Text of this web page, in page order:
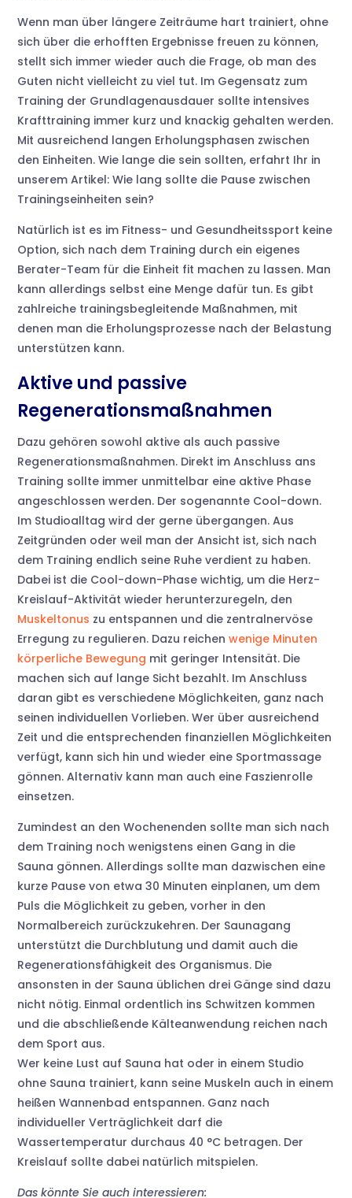
Wenn man über längere Zeiträume hart trainiert, ohne
sich über die erhofften Ergebnisse freuen zu können,
stellt sich immer wieder auch die Frage, ob man des
Guten nicht vielleicht zu viel tut. Im Gegensatz zum
Training der Grundlagenausdauer sollte intensives
Krafttraining immer kurz und knackig gehalten werden.
Mit ausreichend langen Erholungsphasen zwischen
den Einheiten. Wie lange die sein sollten, erfahrt Ihr in
unserem Artikel: Wie lang sollte die Pause zwischen
Trainingseinheiten sein?
Natürlich ist es im Fitness- und Gesundheitssport keine
Option, sich nach dem Training durch ein eigenes
Berater-Team für die Einheit fit machen zu lassen. Man
kann allerdings selbst eine Menge dafür tun. Es gibt
zahlreiche trainingsbegleitende Maßnahmen, mit
denen man die Erholungsprozesse nach der Belastung
unterstützen kann.
Aktive und passive
Regenerationsmaßnahmen
Dazu gehören sowohl aktive als auch passive
Regenerationsmaßnahmen. Direkt im Anschluss ans
Training sollte immer unmittelbar eine aktive Phase
angeschlossen werden. Der sogenannte Cool-down.
Im Studioalltag wird der gerne übergangen. Aus
Zeitgründen oder weil man der Ansicht ist, sich nach
dem Training endlich seine Ruhe verdient zu haben.
Dabei ist die Cool-down-Phase wichtig, um die Herz-
Kreislauf-Aktivität wieder herunterzuregeln, den
Muskeltonus zu entspannen und die zentralnervöse
Erregung zu regulieren. Dazu reichenwenige Minuten
körperliche Bewegung mit geringer Intensität. Die
machen sich auf lange Sicht bezahlt. Im Anschluss
daran gibt es verschiedene Möglichkeiten, ganz nach
seinen individuellen Vorlieben. Wer über ausreichend
Zeit und die entsprechenden finanziellen Möglichkeiten
verfügt, kann sich hin und wieder eine Sportmassage
gönnen. Alternativ kann man auch eine Faszienrolle
einsetzen.
Zumindest an den Wochenenden sollte man sich nach
dem Training noch wenigstens einen Gang in die
Sauna gönnen. Allerdings sollte man dazwischen eine
kurze Pause von etwa 30 Minuten einplanen, um dem
Puls die Möglichkeit zu geben, vorher in den
Normalbereich zurückzukehren. Der Saunagang
unterstützt die Durchblutung und damit auch die
Regenerationsfähigkeit des Organismus. Die
ansonsten in der Sauna üblichen drei Gänge sind dazu
nicht nötig. Einmal ordentlich ins Schwitzen kommen
und die abschließende Kälteanwendung reichen nach
dem Sport aus.
Wer keine Lust auf Sauna hat oder in einem Studio
ohne Sauna trainiert, kann seine Muskeln auch in einem
heißen Wannenbad entspannen. Ganz nach
individueller Verträglichkeit darf die
Wassertemperatur durchaus 40 °C betragen. Der
Kreislauf sollte dabei natürlich mitspielen.
Das könnte Sie auch interessieren: